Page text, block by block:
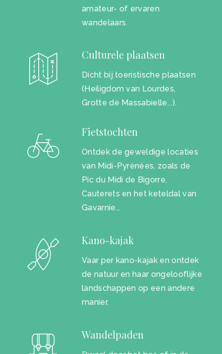
amateur- of ervaren
wandelaars.
Culturele plaatsen
Dicht bij toeristische plaatsen
(Heiligdom van Lourdes,
Grotte de Massabielle...).
Fietstochten
Ontdek de geweldige locaties
van Midi-Pyrénées, zoals de
Pic du Midi de Bigorre,
Cauterets en het keteldal van
Gavarnie...
Kano-kajak
Vaar per kano-kajak en ontdek
de natuur en haar ongelooflijke
landschappen op een andere
manier.
Wandelpaden